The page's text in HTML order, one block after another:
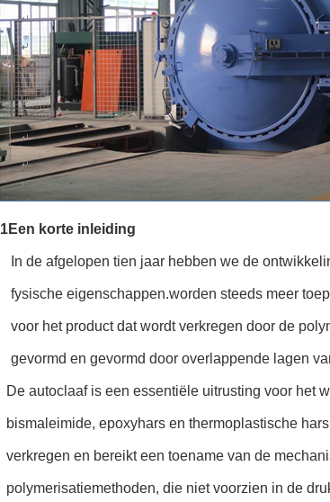
1Een korte inleiding
In de afgelopen tien jaar hebben we de
fysische eigenschappen.worden steeds meer
voor het product dat wordt verkregen door de
gevormd en gevormd door overlappende lagen
De autoclaaf is een essentiële uitrusting voor het
bismaleimide, epoxyhars en thermoplastische
verkregen en bereikt een toename van de
polymerisatiemethoden, die niet voorzien in de